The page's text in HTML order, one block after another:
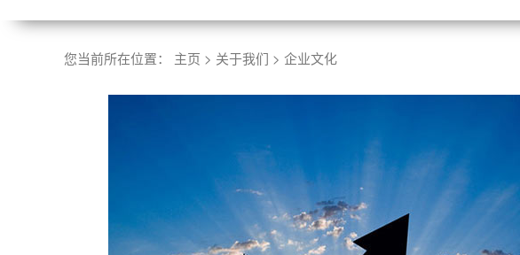
您当前所在位置： 主页 > 关于我们 > 企业文化